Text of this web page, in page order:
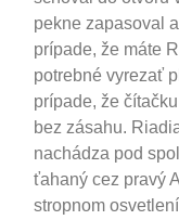
pekne zapasoval
prípade, že máte
potrebné vyrezať
prípade, že
bez zásahu.
nachádza pod
ťahaný cez pravý
stropnom